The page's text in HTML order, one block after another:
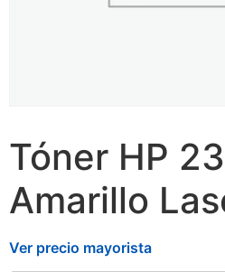
Tóner HP
Amarillo
Ver precio mayorista